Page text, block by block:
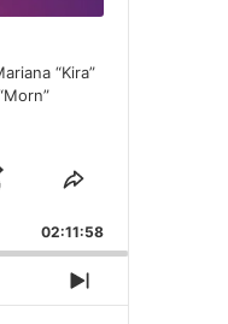
“Kira”
Forward
Share
Episode
02:11:58
Next